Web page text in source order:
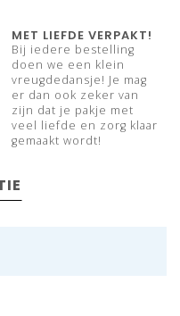
MET LIEFDE VERPAKT!
Bij iedere bestelling
doen we een klein
vreugdedansje! Je mag
er dan ook zeker van
zijn dat je pakje met
veel liefde en zorg klaar
gemaakt wordt!